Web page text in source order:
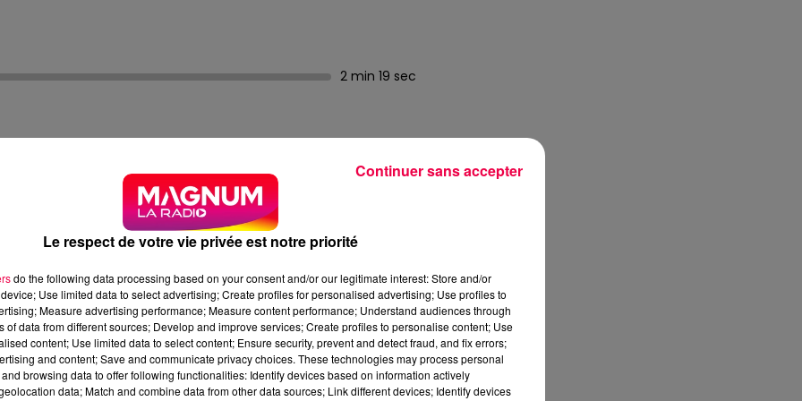
2 min 19 sec
à une série Netflix sur la galère ? Bienvenue
par une bande d’enfants terribles d’Orange County.
dans son quartier de Garden Grove. Ambiance :
"Happy Days", mais la réalité est plus "Twin Peaks". Les
précoces, tragédies… Dexter compile tout ça, plume
veut qu’il ait rédigé le texte après une visite où
Le respect de votre vie privée est notre priorité
do the following data processing based on your consent and/or our legitimate interest: Store and/or
Use limited data to select advertising; Create profiles for personalised advertising; Use profiles to
Measure advertising performance; Measure content performance; Understand audiences through
of data from different sources; Develop and improve services; Create profiles to personalise content; Use
content; Use limited data to select content; Ensure security, prevent and detect fraud, and fix errors;
and content; Save and communicate privacy choices. These technologies may process personal
browsing data to offer following functionalities: Identify devices based on information actively
data; Match and combine data from other data sources; Link different devices; Identify devices
Continuer sans accepter